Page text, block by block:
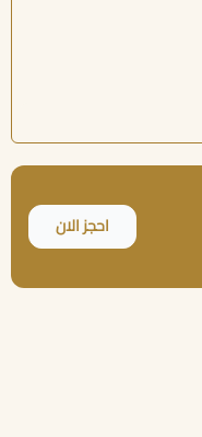
احجز الان